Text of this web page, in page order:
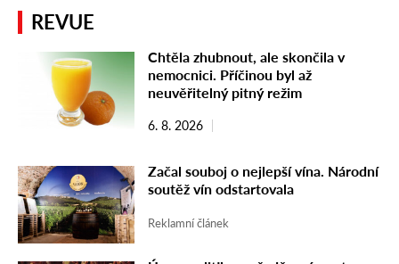
REVUE
Chtěla zhubnout, ale skončila v
nemocnici. Příčinou byl až
neuvěřitelný pitný režim
6. 8. 2026
Začal souboj o nejlepší vína. Národní
soutěž vín odstartovala
Reklamní článek